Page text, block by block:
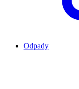
Odpady